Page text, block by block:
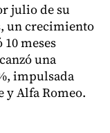
julio de su
un crecimiento
meses
una
impulsada
y Alfa Romeo.